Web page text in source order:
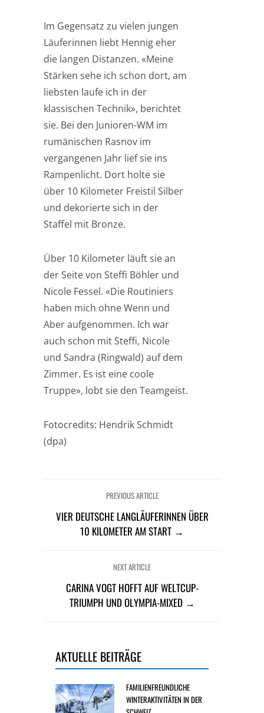
Im Gegensatz zu vielen jungen
Läuferinnen liebt Hennig eher
die langen Distanzen. «Meine
Stärken sehe ich schon dort, am
liebsten laufe ich in der
klassischen Technik», berichtet
sie. Bei den Junioren-WM im
rumänischen Rasnov im
vergangenen Jahr lief sie ins
Rampenlicht. Dort holte sie
über 10 Kilometer Freistil Silber
und dekorierte sich in der
Staffel mit Bronze.
Über 10 Kilometer läuft sie an
der Seite von Steffi Böhler und
Nicole Fessel. «Die Routiniers
haben mich ohne Wenn und
Aber aufgenommen. Ich war
auch schon mit Steffi, Nicole
und Sandra (Ringwald) auf dem
Zimmer. Es ist eine coole
Truppe», lobt sie den Teamgeist.
Fotocredits: Hendrik Schmidt
(dpa)
PREVIOUS ARTICLE
VIER DEUTSCHE LANGLÄUFERINNEN ÜBER
10 KILOMETER AM START →
NEXT ARTICLE
CARINA VOGT HOFFT AUF WELTCUP-
TRIUMPH UND OLYMPIA-MIXED →
AKTUELLE BEITRÄGE
FAMILIENFREUNDLICHE
WINTERAKTIVITÄTEN IN DER